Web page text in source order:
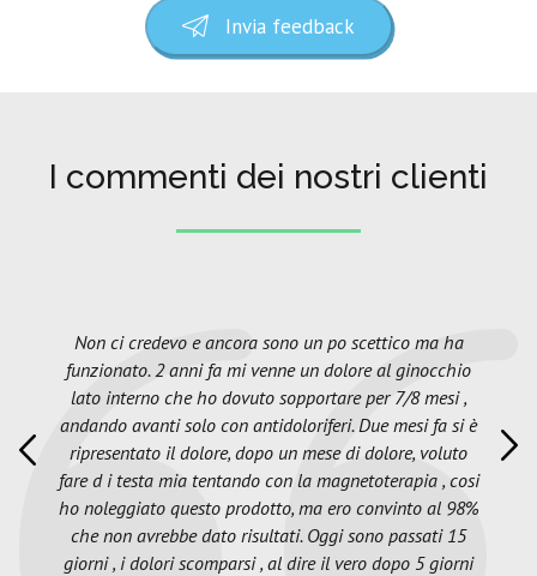
Invia feedback
I commenti dei nostri clienti
Non ci credevo e ancora sono un po scettico ma ha
funzionato. 2 anni fa mi venne un dolore al ginocchio
lato interno che ho dovuto sopportare per 7/8 mesi ,
andando avanti solo con antidoloriferi. Due mesi fa si è
ripresentato il dolore, dopo un mese di dolore, voluto
fare d i testa mia tentando con la magnetoterapia , cosi
ho noleggiato questo prodotto, ma ero convinto al 98%
che non avrebbe dato risultati. Oggi sono passati 15
giorni , i dolori scomparsi , al dire il vero dopo 5 giorni